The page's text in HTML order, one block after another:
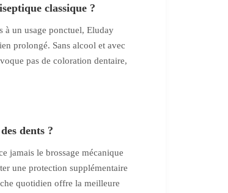
classique ?
à un usage ponctuel, Eluday
prolongé. Sans alcool et avec
pas de coloration dentaire,
dents ?
jamais le brossage mécanique
une protection supplémentaire
quotidien offre la meilleure